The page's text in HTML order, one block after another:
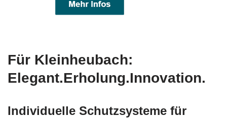
Für Kleinheubach:
Elegant.Erholung.Innovation.
Individuelle Schutzsysteme für